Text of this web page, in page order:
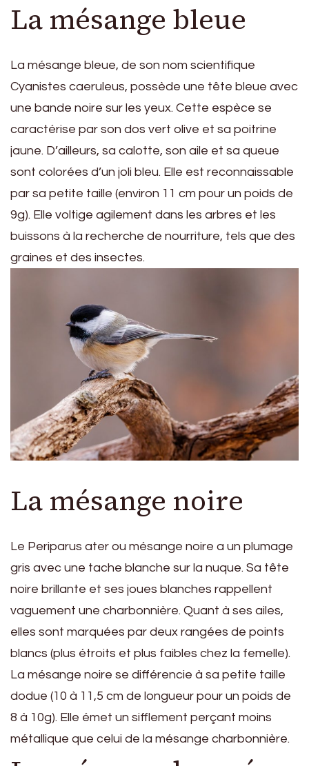
La mésange bleue
La mésange bleue, de son nom scientifique
Cyanistes caeruleus, possède une tête bleue avec
une bande noire sur les yeux. Cette espèce se
caractérise par son dos vert olive et sa poitrine
jaune. D’ailleurs, sa calotte, son aile et sa queue
sont colorées d’un joli bleu. Elle est reconnaissable
par sa petite taille (environ 11 cm pour un poids de
9g). Elle voltige agilement dans les arbres et les
buissons à la recherche de nourriture, tels que des
graines et des insectes.
La mésange noire
Le Periparus ater ou mésange noire a un plumage
gris avec une tache blanche sur la nuque. Sa tête
noire brillante et ses joues blanches rappellent
vaguement une charbonnière. Quant à ses ailes,
elles sont marquées par deux rangées de points
blancs (plus étroits et plus faibles chez la femelle).
La mésange noire se différencie à sa petite taille
dodue (10 à 11,5 cm de longueur pour un poids de
8 à 10g). Elle émet un sifflement perçant moins
métallique que celui de la mésange charbonnière.